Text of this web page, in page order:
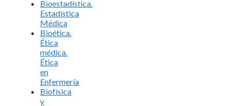
Bioestadística.
Estadística
Médica
Bioética.
Ética
médica.
Ética
en
Enfermería
Biofísica
y